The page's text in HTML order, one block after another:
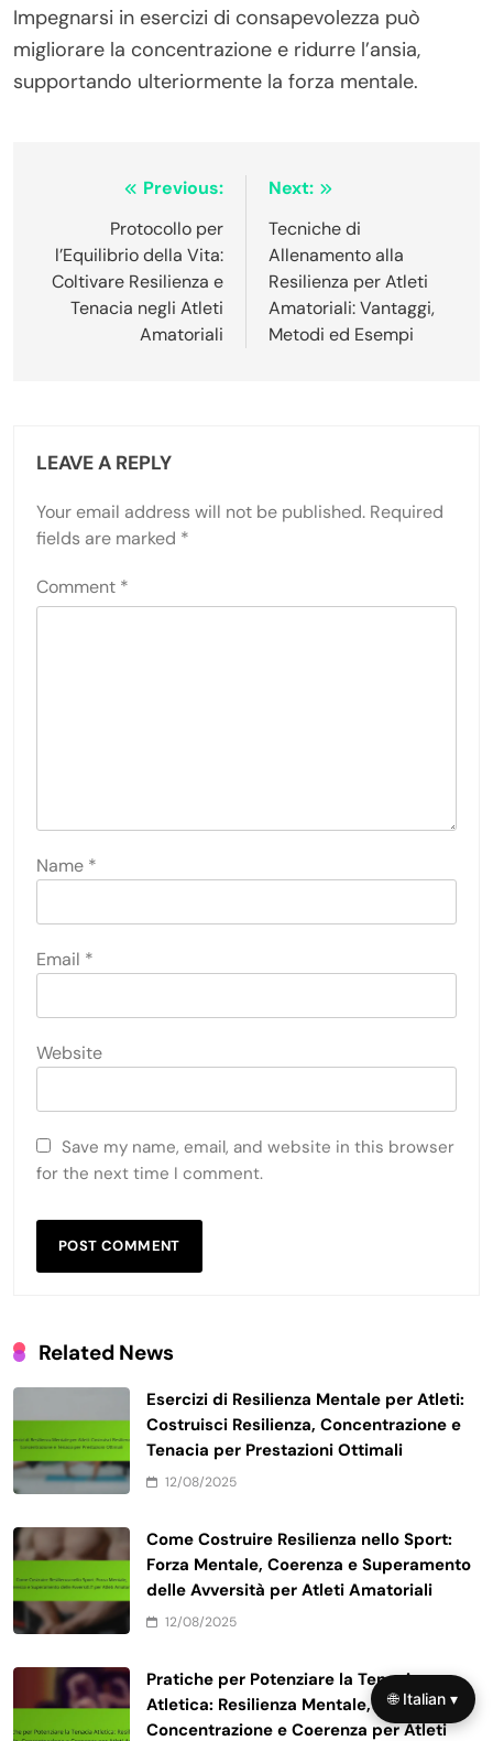
Impegnarsi in esercizi di consapevolezza può
migliorare la concentrazione e ridurre l’ansia,
supportando ulteriormente la forza mentale.
navigation
Previous:
Protocollo per
l’Equilibrio della Vita:
Coltivare Resilienza e
Tenacia negli Atleti
Amatoriali
Next:
Tecniche di
Allenamento alla
Resilienza per Atleti
Amatoriali: Vantaggi,
Metodi ed Esempi
LEAVE A REPLY
Your email address will not be published. Required
fields are marked *
Comment *
Name *
Email *
Website
Save my name, email, and website in this browser
for the next time I comment.
Related News
Esercizi di Resilienza Mentale per Atleti:
Costruisci Resilienza, Concentrazione e
Tenacia per Prestazioni Ottimali
12/08/2025
Come Costruire Resilienza nello Sport:
Forza Mentale, Coerenza e Superamento
delle Avversità per Atleti Amatoriali
12/08/2025
Pratiche per Potenziare la Tenacia
Atletica: Resilienza Mentale,
Concentrazione e Coerenza per Atleti
🌐 Italian ▾